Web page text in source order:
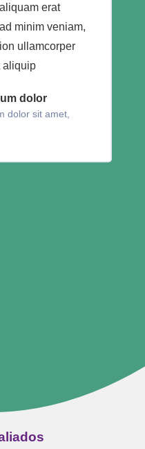
erat
minim veniam,
ullamcorper
aliquip
dolor
dolor sit amet,